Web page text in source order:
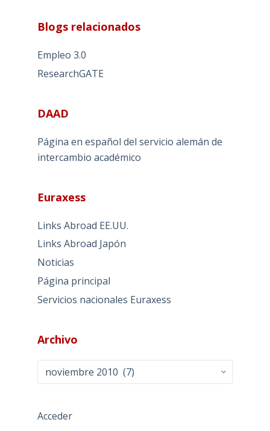
Blogs relacionados
Empleo 3.0
ResearchGATE
DAAD
Página en español del servicio alemán de
intercambio académico
Euraxess
Links Abroad EE.UU.
Links Abroad Japón
Noticias
Página principal
Servicios nacionales Euraxess
Archivo
Archivo
Acceder